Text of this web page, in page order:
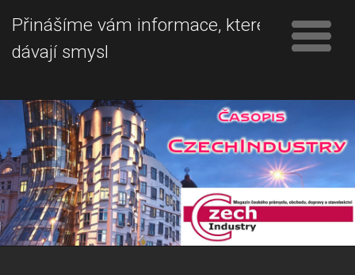
Přinášíme vám informace, které
dávají smysl